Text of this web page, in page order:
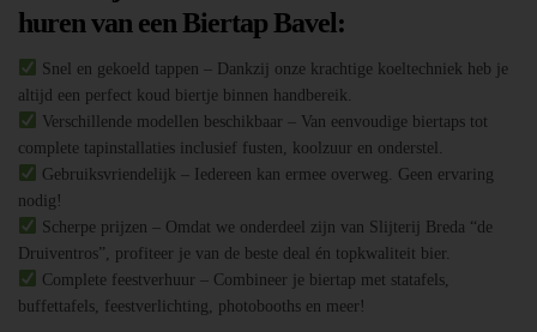
huren van een Biertap Bavel:
Snel en gekoeld tappen – Dankzij onze krachtige koeltechniek heb je
altijd een perfect koud biertje binnen handbereik.
Verschillende modellen beschikbaar – Van eenvoudige biertaps tot
complete tapinstallaties inclusief fusten, koolzuur en onderstel.
Gebruiksvriendelijk – Iedereen kan ermee overweg. Geen ervaring
nodig!
Scherpe prijzen – Omdat we onderdeel zijn van Slijterij Breda “de
Druiventros”, profiteer je van de beste deal én topkwaliteit bier.
Complete feestverhuur – Combineer je biertap met statafels,
buffettafels, feestverlichting, photobooths en meer!